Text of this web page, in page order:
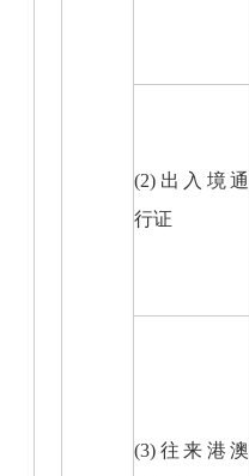
(2)出入境通
行证
(3)往来港澳